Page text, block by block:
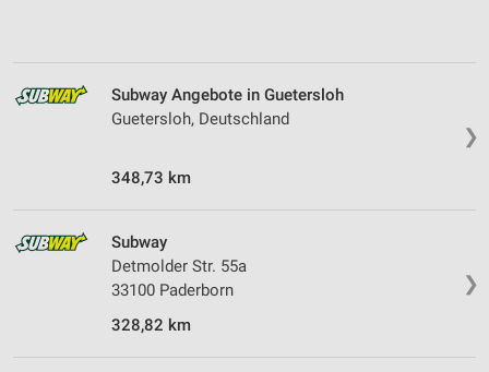
❯
Subway Angebote in Guetersloh
Guetersloh, Deutschland
348,73 km
❯
Subway
Detmolder Str. 55a
33100 Paderborn
328,82 km